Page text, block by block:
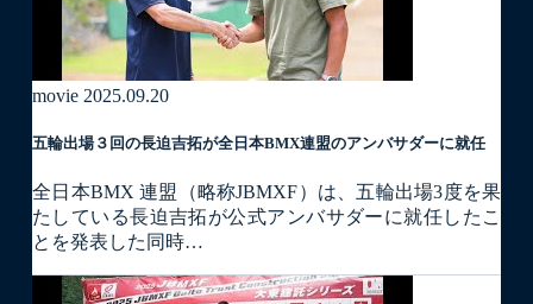
movie 2025.09.20
五輪出場３回の長迫吉拓が全日本BMX連盟のアンバサダーに就任
全日本BMX 連盟（略称JBMXF）は、五輪出場3度を果
たしている長迫吉拓が公式アンバサダーに就任したこ
とを発表した同時…